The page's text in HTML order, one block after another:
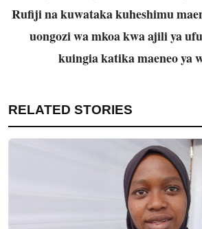
Rufiji na kuwataka kuheshimu
uongozi wa mkoa kwa ajili ya
kuingia katika maeneo ya
RELATED STORIES